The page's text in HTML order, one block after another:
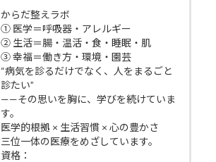
からだ整えラボ
① 医学＝呼吸器・アレルギー
② 生活＝腸・温活・食・睡眠・肌
③ 幸福＝働き方・環境・園芸
“病気を診るだけでなく、人をまるごと
診たい”
——その思いを胸に、学びを続けていま
す。
医学的根拠 × 生活習慣 × 心の豊かさ
三位一体の医療をめざしています。
資格：